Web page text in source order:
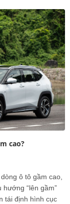
cao?
ô tô gầm cao,
“lên gầm”
tái định hình cục